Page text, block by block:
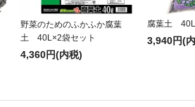
野菜のためのふかふか腐葉
土 40L×2袋セット
4,360円(内税)
腐葉土
3,940円(